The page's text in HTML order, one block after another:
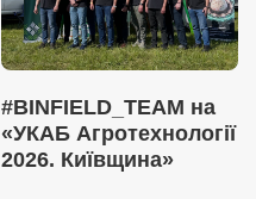
#BINFIELD_TEAM на
«УКАБ Агротехнології
2026. Київщина»